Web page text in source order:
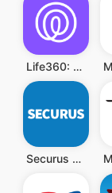
Life360: Live Location Sharing
Securus Mobile